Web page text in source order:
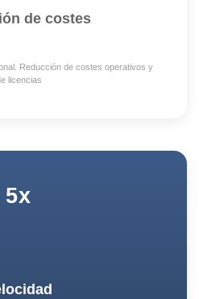
de costes
Reducción de costes operativos y
licencias
5x